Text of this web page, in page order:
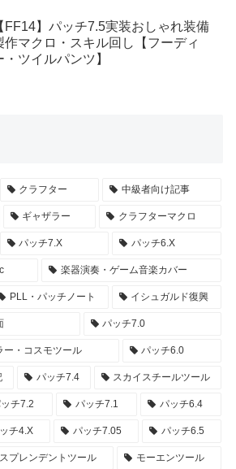
FF14】パッチ7.5実装おしゃれ装備
作マクロ・スキル回し【フーディ
・ツイルパンツ】
クラフター 中級者向け記事
ギャザラー クラフターマクロ
パッチ7.X パッチ6.X
楽器演奏・ゲーム音楽カバー
PLL・パッチノート イシュガルド復興
パッチ7.0
ー・コスモツール パッチ6.0
パッチ7.4 スカイスチールツール
チ7.2 パッチ7.1 パッチ6.4
チ4.X パッチ7.05 パッチ6.5
プレンデントツール モーエンツール